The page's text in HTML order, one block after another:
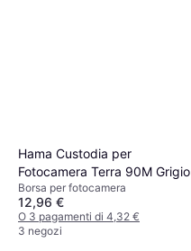
Hama Custodia per
Fotocamera Terra 90M Grigio
Borsa per fotocamera
12,96 €
O 3 pagamenti di 4,32 €
3 negozi